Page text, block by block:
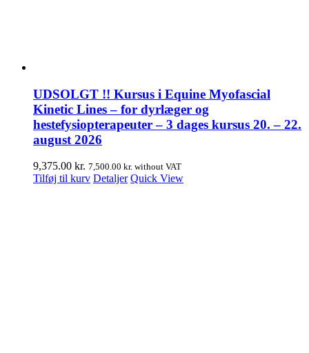
UDSOLGT !! Kursus i Equine Myofascial
Kinetic Lines – for dyrlæger og
hestefysiopterapeuter – 3 dages kursus 20. – 22.
august 2026
9,375.00 kr. 7,500.00 kr. without VAT
Tilføj til kurv Detaljer Quick View